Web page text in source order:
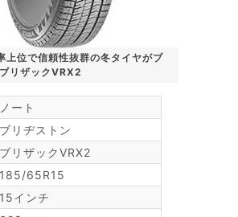
上位で信頼性抜群の冬タイヤがブ
リザックVRX2
ノート
ブリヂストン
ブリザックVRX2
185/65R15
15インチ